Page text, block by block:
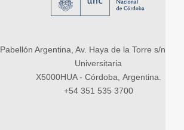
Pabellón Argentina, Av. Haya de la Torre s/n,
Universitaria
X5000HUA - Córdoba, Argentina.
+54 351 535 3700